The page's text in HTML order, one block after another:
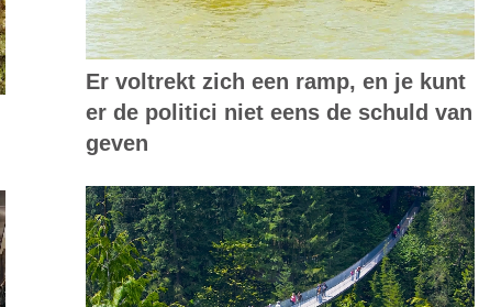
Er voltrekt zich een ramp, en je kunt
er de politici niet eens de schuld van
geven